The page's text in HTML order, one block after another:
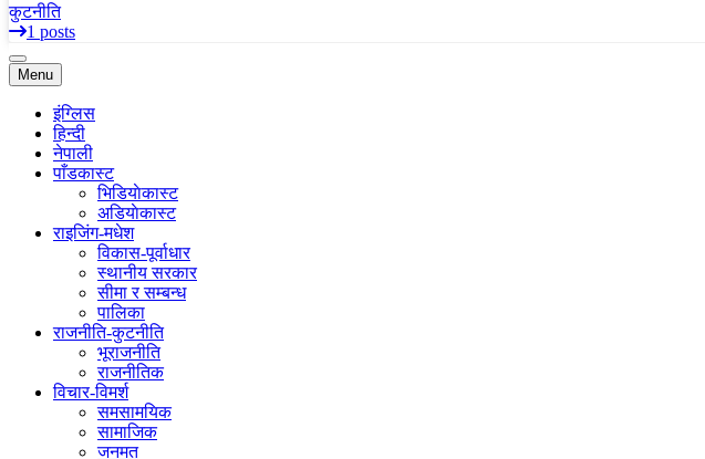
कुटनीति
1 posts
Menu
इंग्लिस
हिन्दी
नेपाली
पाँडकास्ट
भिडियाेकास्ट
अडियाेकास्ट
राइजिंग-मधेश
विकास-पूर्वाधार
स्थानीय सरकार
सीमा र सम्बन्ध
पालिका
राजनीति-कुटनीति
भूराजनीति
राजनीतिक
विचार-विमर्श
समसामयिक
सामाजिक
जनमत